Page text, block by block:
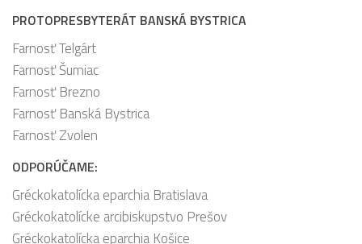
PROTOPRESBYTERÁT BANSKÁ BYSTRICA
Farnosť Telgárt
Farnosť Šumiac
Farnosť Brezno
Farnosť Banská Bystrica
Farnosť Zvolen
ODPORÚČAME:
Gréckokatolícka eparchia Bratislava
Gréckokatolícke arcibiskupstvo Prešov
Gréckokatolícka eparchia Košice